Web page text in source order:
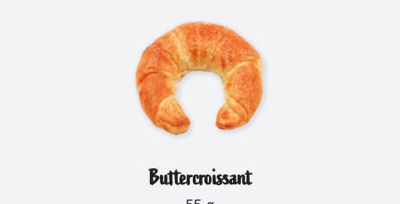
Buttercroissant